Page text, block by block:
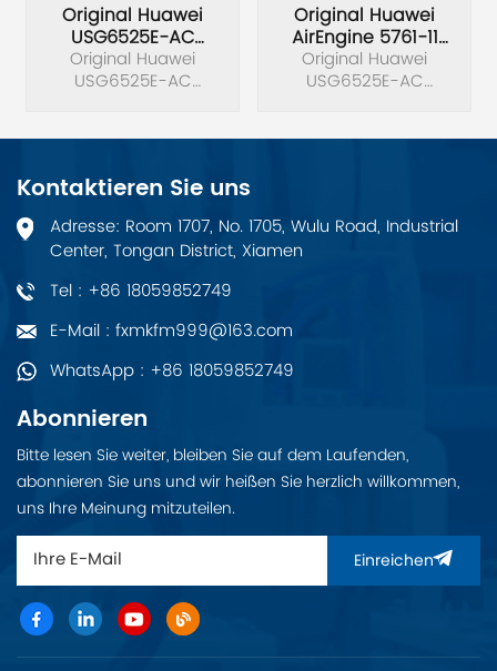
Original Huawei
USG6525E-AC
Firewalls Der
USG6500E-Serie
Original Huawei
USG6525E-AC
Generation.
Original Huawei
AirEngine 5761-11
Access Point
Original Huawei
USG6525E-AC
Generation. AirEngine
hohe Bandbreite und
ein hochwertiges
Netzwerkerlebnis
Unternehmen über
Kontaktieren Sie uns
Adresse: Room 1707, No. 1705, Wulu Road, Industrial
Center, Tongan District, Xiamen
Tel : +86 18059852749
E-Mail : fxmkfm999@163.com
WhatsApp : +86 18059852749
Abonnieren
Bitte lesen Sie weiter, bleiben Sie auf dem Laufenden,
abonnieren Sie uns und wir heißen Sie herzlich willkommen,
uns Ihre Meinung mitzuteilen.
Einreichen